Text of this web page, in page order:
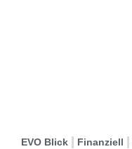
EVO Blick Finanziell